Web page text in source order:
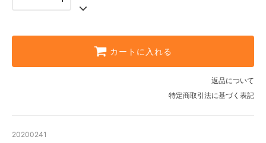
カートに入れる
返品について
特定商取引法に基づく表記
20200241